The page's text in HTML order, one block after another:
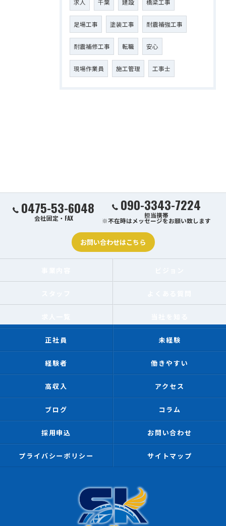
求人 千葉 建設 橋梁工事
足場工事 塗装工事 耐震補強工事
耐震補修工事 転職 安心
現場作業員 施工管理 工事士
0475-53-6048
会社固定・FAX
090-3343-7224
担当携帯
※不在時はメッセージをお願い致します
お問い合わせはこちら
正社員 未経験
経験者 働きやすい
高収入 アクセス
ブログ コラム
採用申込 お問い合わせ
プライバシーポリシー サイトマップ